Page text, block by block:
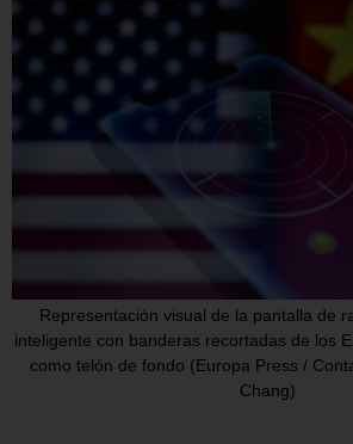
Representación visual de la pantalla de
inteligente con banderas recortadas de los
como telón de fondo (Europa Press /
Chang)